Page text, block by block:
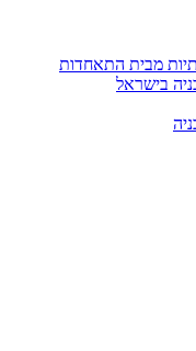
מבית התאחדות
בישראל